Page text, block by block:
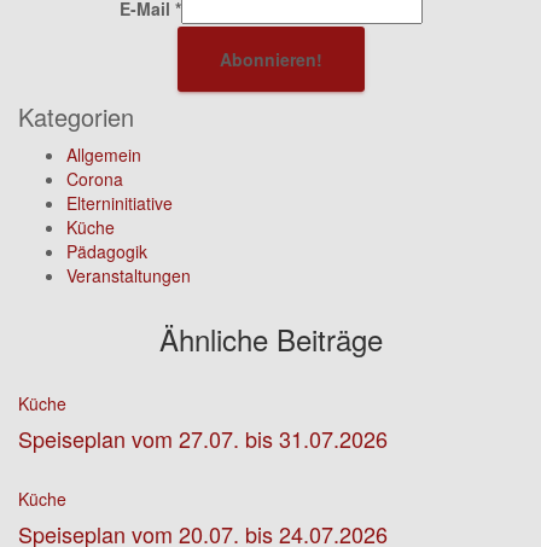
E-Mail *
Kategorien
Allgemein
Corona
Elterninitiative
Küche
Pädagogik
Veranstaltungen
Ähnliche Beiträge
Küche
Speiseplan vom 27.07. bis 31.07.2026
Küche
Speiseplan vom 20.07. bis 24.07.2026